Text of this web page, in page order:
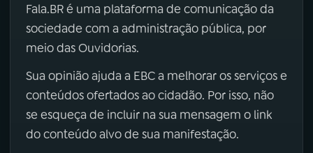
Fala.BR é uma plataforma de comunicação da
sociedade com a administração pública, por
meio das Ouvidorias.
Sua opinião ajuda a EBC a melhorar os serviços e
conteúdos ofertados ao cidadão. Por isso, não
se esqueça de incluir na sua mensagem o link
do conteúdo alvo de sua manifestação.